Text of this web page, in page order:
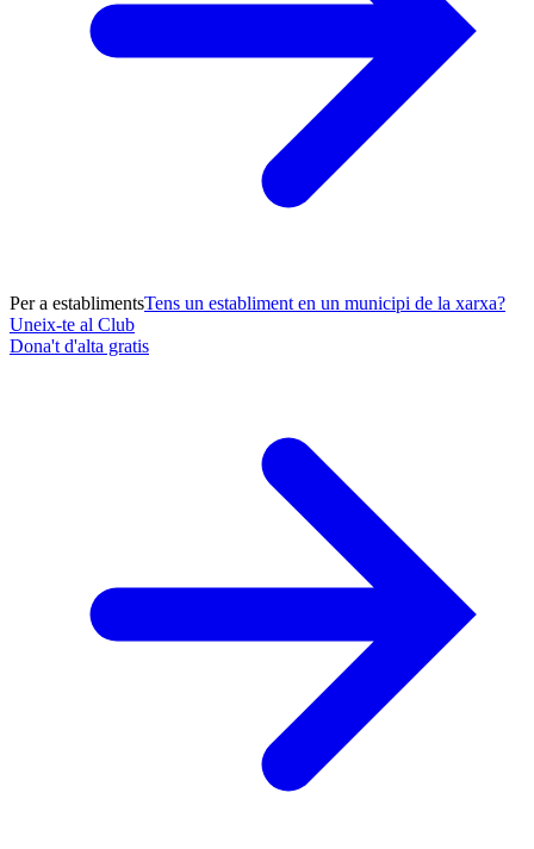
Per a establimentsTens un establiment en un municipi de la xarxa?
Uneix-te al Club
Dona't d'alta gratis